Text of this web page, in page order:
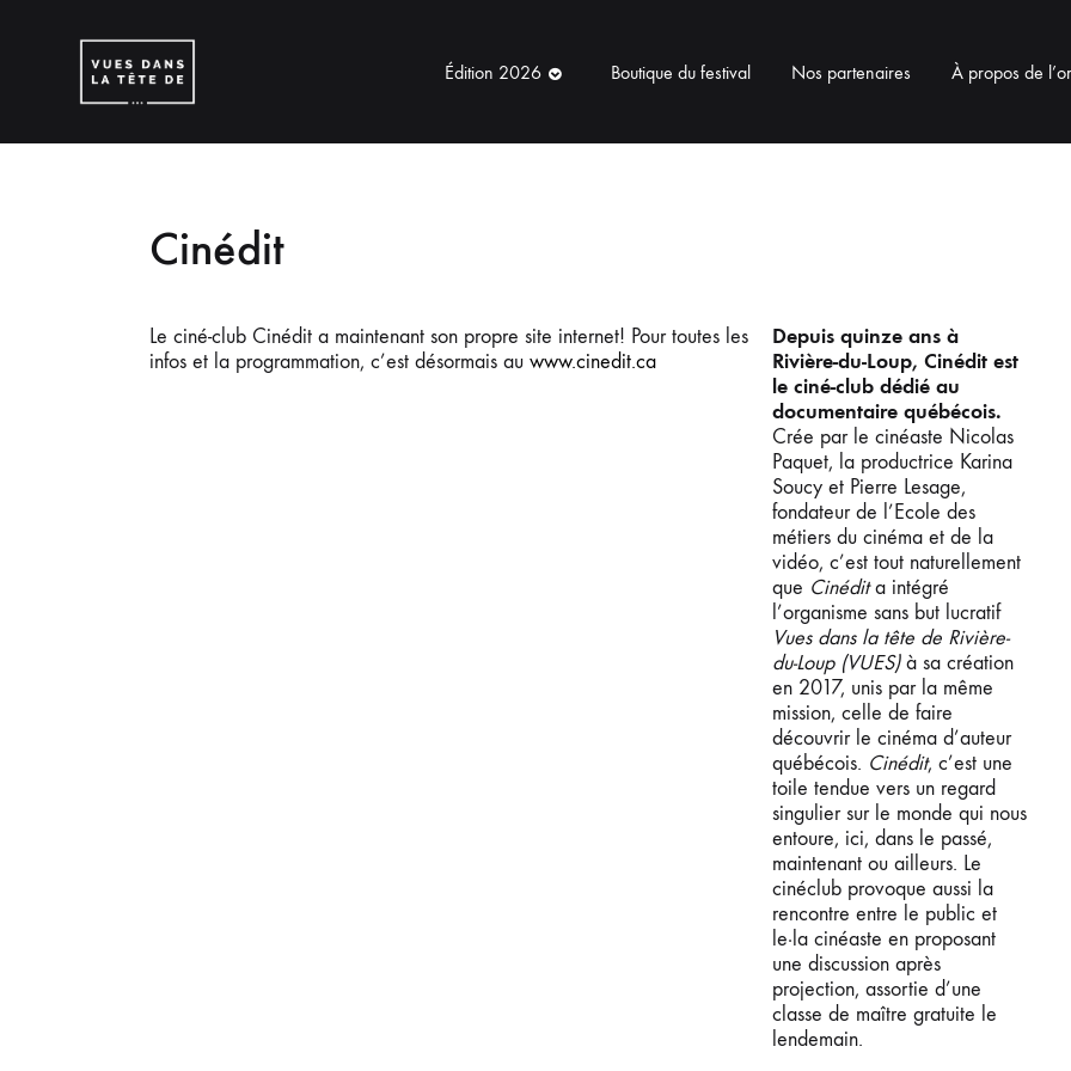
du-
Édition 2026 Boutique du festival Nos partenaires À propos de
Cinédit
Le ciné-club Cinédit a maintenant son propre site internet! Pour toutes les
infos et la programmation, c’est désormais au www.cinedit.ca
Depuis quinze ans à
Rivière-du-Loup, Cinédit est
le ciné-club dédié au
documentaire québécois.
Crée par le cinéaste Nicolas
Paquet, la productrice Karina
Soucy et Pierre Lesage,
fondateur de l’Ecole des
métiers du cinéma et de la
vidéo, c’est tout naturellement
que Cinédita intégré
l’organisme sans but lucratif
Vues dans la tête de Rivière-
du-Loup (VUES)à sa création
en 2017, unis par la même
mission, celle de faire
découvrir le cinéma d’auteur
québécois. Cinédit, c’est une
toile tendue vers un regard
singulier sur le monde qui nous
entoure, ici, dans le passé,
maintenant ou ailleurs. Le
cinéclub provoque aussi la
rencontre entre le public et
le·la cinéaste en proposant
une discussion après
projection, assortie d’une
classe de maître gratuite le
lendemain.